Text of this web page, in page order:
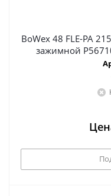
BoWex 48 FLE-PA
зажимной